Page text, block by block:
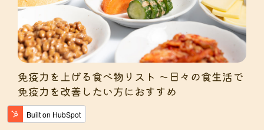
免疫力を上げる食べ物リスト 〜日々の食生活で
免疫力を改善したい方におすすめ
2022.04.13